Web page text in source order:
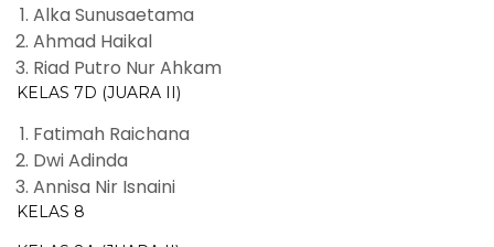
Alka Sunusaetama
Ahmad Haikal
Riad Putro Nur Ahkam
KELAS 7D (JUARA II)
Fatimah Raichana
Dwi Adinda
Annisa Nir Isnaini
KELAS 8